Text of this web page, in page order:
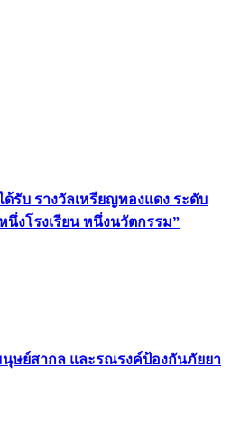
รับ รางวัลเหรียญทองแดง ระดับ
งโรงเรียน หนึ่งนวัตกรรม”
ษย์สากล และรณรงค์ป้องกันภัยยา